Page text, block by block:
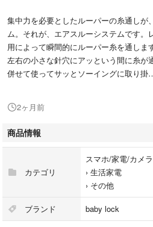
集中力を必要としたルーパーの糸通しが
ム。それが、エアスルーシステムです。
用によって瞬間的にルーパー糸を通しま
左右の小さな針穴にアッという間に糸が
併せて使ってサッとソーイングに取り掛
代表カラー：ホワイト
厚物縫い：有
自動糸通し：有
自動糸調子：無
スピード調節：有
フットコントローラー：付属
2ヶ月前
商品情報
カテゴリ
スマホ/家電/カメラ
› 生活家電
› その他
ブランド baby lock